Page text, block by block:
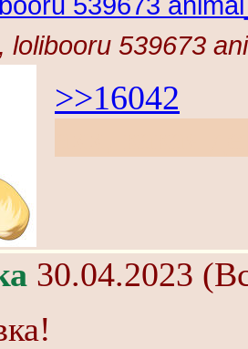
lolibooru 539673
>>16042
30.04.2023